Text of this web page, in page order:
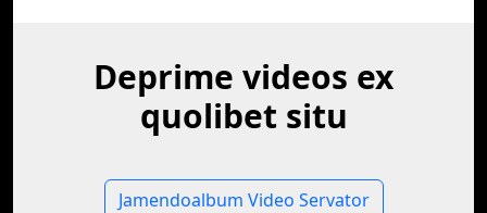
Deprime videos ex
quolibet situ
Jamendoalbum Video Servator